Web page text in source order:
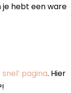
je hebt een ware
snel’ pagina. Hier